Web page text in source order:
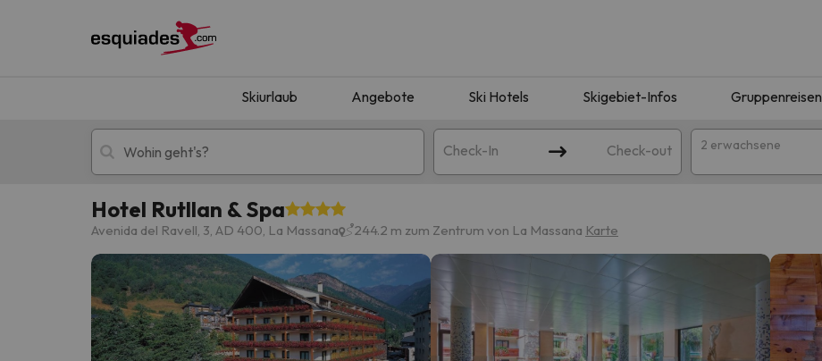
Skiurlaub Angebote Ski Hotels Skigebiet-Infos Gruppenreisen
Check-In Check-out 2 erwachsene
Skiurlaub Berghotels
Hotel Rutllan & Spa
Avenida del Ravell, 3, AD 400, La Massana 244.2 m zum Zentrum von La Massana Karte